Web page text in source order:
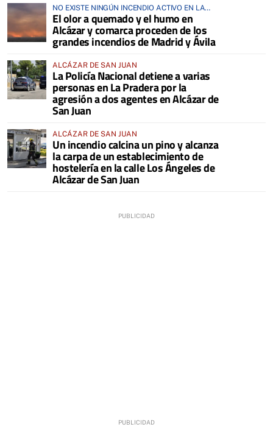
NO EXISTE NINGÚN INCENDIO ACTIVO EN LA
COMARCA
El olor a quemado y el humo en
Alcázar y comarca proceden de los
grandes incendios de Madrid y Ávila
ALCÁZAR DE SAN JUAN
La Policía Nacional detiene a varias
personas en La Pradera por la
agresión a dos agentes en Alcázar de
San Juan
ALCÁZAR DE SAN JUAN
Un incendio calcina un pino y alcanza
la carpa de un establecimiento de
hostelería en la calle Los Ángeles de
Alcázar de San Juan